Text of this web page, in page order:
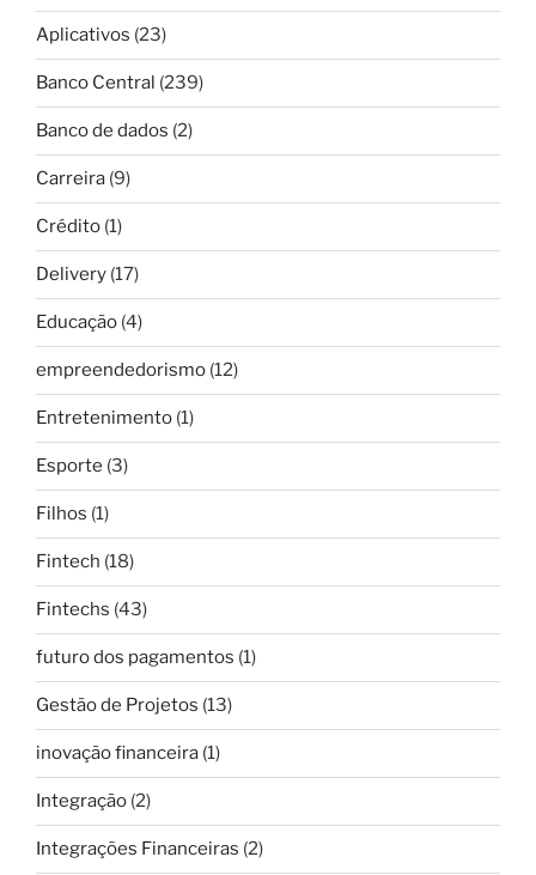
Aplicativos (23)
Banco Central (239)
Banco de dados (2)
Carreira (9)
Crédito (1)
Delivery (17)
Educação (4)
empreendedorismo (12)
Entretenimento (1)
Esporte (3)
Filhos (1)
Fintech (18)
Fintechs (43)
futuro dos pagamentos (1)
Gestão de Projetos (13)
inovação financeira (1)
Integração (2)
Integrações Financeiras (2)